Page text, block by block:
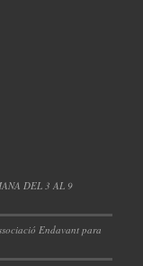
DEL 3 AL 9
Endavant para